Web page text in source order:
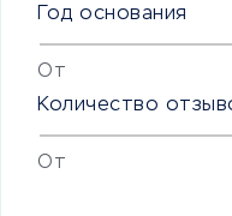
Год основания
От
Количество
От